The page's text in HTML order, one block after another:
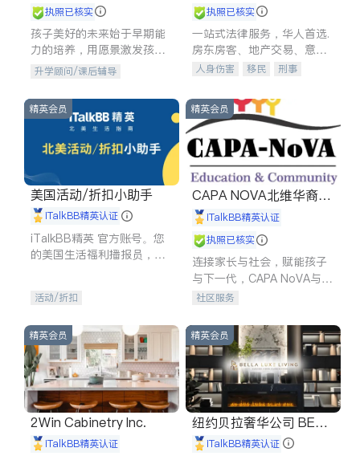
执照已核实
孩子美好的未来始于早期能
力的培养，用愿景激发孩子
的学习潜力和动力。理念：
拥有成长型心态是成功的基
石。
升学顾问/课后辅导
执照已核实
一站式法律服务，华人首选.
房东房客、地产交易、意外
伤害、车祸重伤、商业诉
建筑合同、刑事案件全包办
人身伤害 移民
刑事
信托/遗嘱
商业
索赔
律师-其它 保释
精英会员
美国活动/折扣小助手
iTalkBB精英认证
iTalkBB精英 官方账号。您
的美国生活福利播报员，精
专属福利。
活动/折扣
精英会员
CAPA NOVA北维华裔家
长会iTalkBB精英认证
执照已核实
连接家长与社会，赋能孩子
与下一代，CAPA NoVA与您
携手建设包容、公平、充满
社区服务
精英会员
2Win Cabinetry Inc.
iTalkBB精英认证
精英会员
纽约贝拉奢华公司 BELL
A LUXE
iTalkBB精英认证